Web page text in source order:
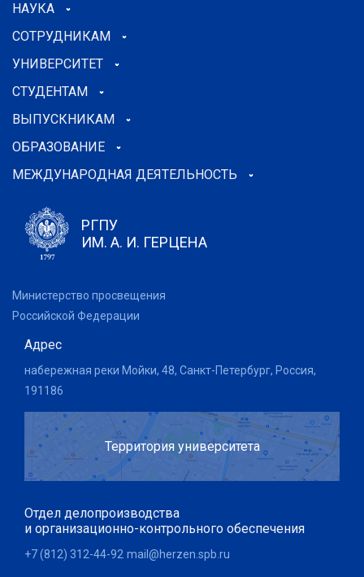
НАУКА
СОТРУДНИКАМ
УНИВЕРСИТЕТ
СТУДЕНТАМ
ВЫПУСКНИКАМ
ОБРАЗОВАНИЕ
МЕЖДУНАРОДНАЯ ДЕЯТЕЛЬНОСТЬ
РГПУ
ИМ. А. И. ГЕРЦЕНА
Министерство просвещения
Российской Федерации
Адрес
набережная реки Мойки, 48, Санкт-Петербург, Россия,
191186
Территория университета
Отдел делопроизводства
и организационно-контрольного обеспечения
+7 (812) 312-44-92 mail@herzen.spb.ru